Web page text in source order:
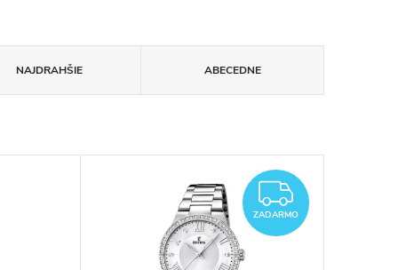
NAJDRAHŠIE ABECEDNE
ZADARMO